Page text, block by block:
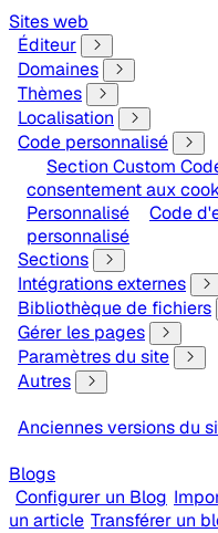
Sites web
Éditeur
Domaines
Thèmes
Localisation
Code personnalisé
Section Custom
consentement aux
Personnalisé
Code
personnalisé
Sections
Intégrations externes
Bibliothèque de fichiers
Gérer les pages
Paramètres du site
Autres
Anciennes versions du
Blogs
Configurer un Blog
un article Transférer un